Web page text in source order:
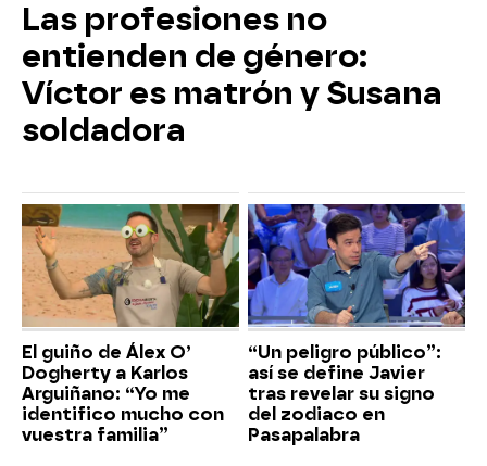
Las profesiones no
entienden de género:
Víctor es matrón y Susana
soldadora
El guiño de Álex O’
Dogherty a Karlos
Arguiñano: “Yo me
identifico mucho con
vuestra familia”
“Un peligro público”:
así se define Javier
tras revelar su signo
del zodiaco en
Pasapalabra